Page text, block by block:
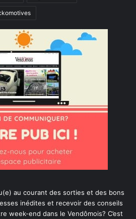
au courant des sorties et des bons
inédites et recevoir des conseils
week-end dans le Vendômois? C’est